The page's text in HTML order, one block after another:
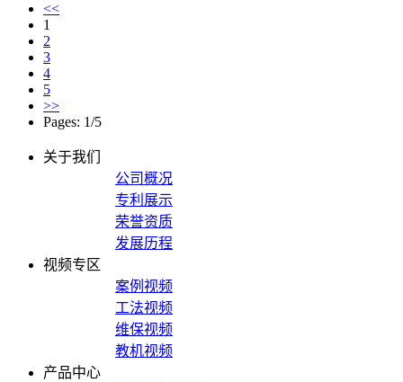
<<
1
2
3
4
5
>>
Pages: 1/5
关于我们
公司概况
专利展示
荣誉资质
发展历程
视频专区
案例视频
工法视频
维保视频
教机视频
产品中心